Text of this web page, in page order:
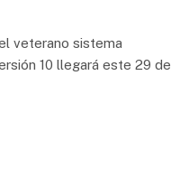
veterano sistema
10 llegará este 29 de